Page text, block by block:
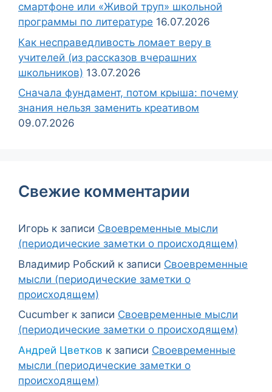
смартфоне или «Живой труп» школьной
программы по литературе 16.07.2026
Как несправедливость ломает веру в
учителей (из рассказов вчерашних
школьников) 13.07.2026
Сначала фундамент, потом крыша: почему
знания нельзя заменить креативом
09.07.2026
Свежие комментарии
Игорь к записи Своевременные мысли
(периодические заметки о происходящем)
Владимир Робский к записи Своевременные
мысли (периодические заметки о
происходящем)
Cucumber к записи Своевременные мысли
(периодические заметки о происходящем)
Андрей Цветков к записи Своевременные
мысли (периодические заметки о
происходящем)